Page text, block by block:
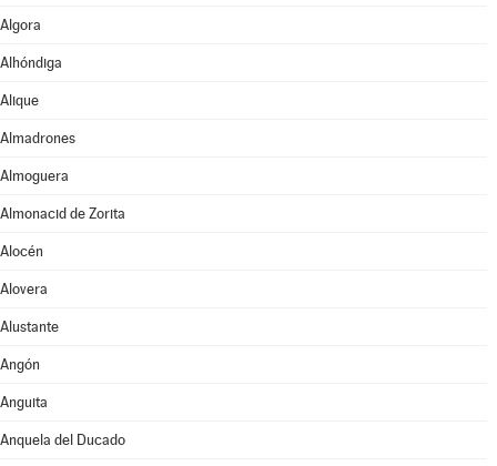
Algora
Alhóndiga
Alique
Almadrones
Almoguera
Almonacid de Zorita
Alocén
Alovera
Alustante
Angón
Anguita
Anquela del Ducado